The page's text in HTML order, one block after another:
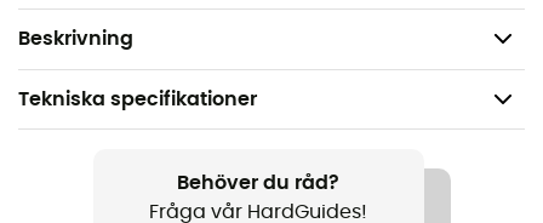
Beskrivning
Energivärde per 100 g: 373 kcal
Tekniska specifikationer
Vandring / CampingBehöver du råd?
Fråga vår HardGuides!